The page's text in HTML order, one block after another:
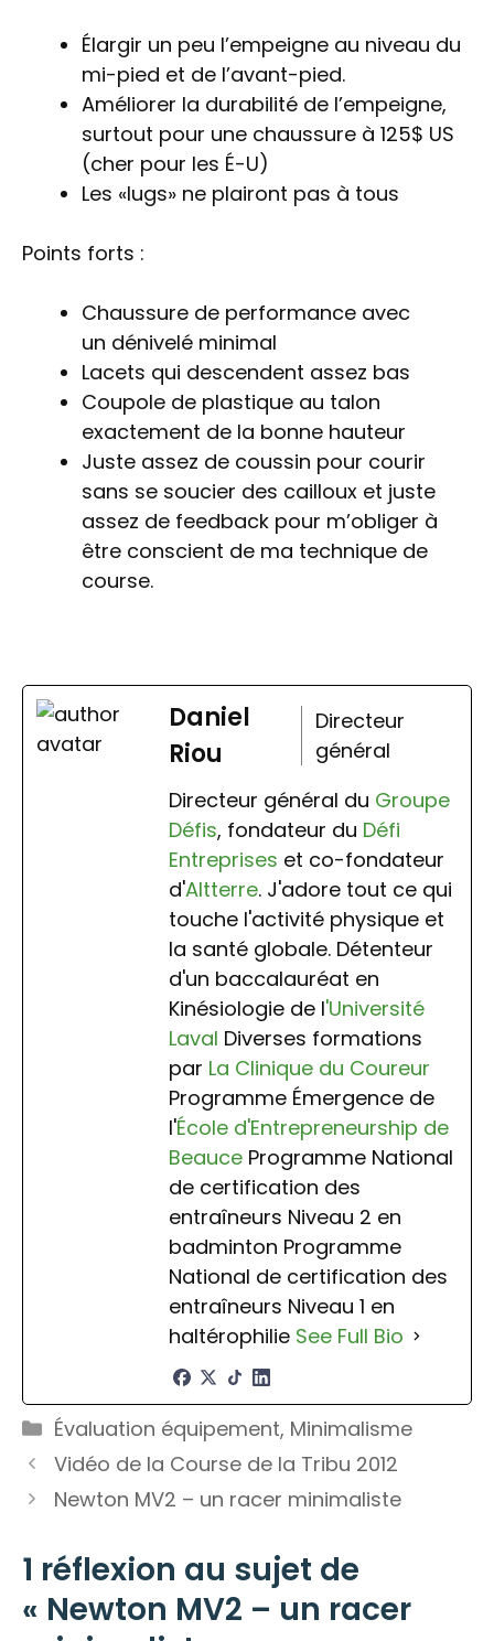
Élargir un peu l’empeigne au niveau du
mi-pied et de l’avant-pied.
Améliorer la durabilité de l’empeigne,
surtout pour une chaussure à 125$ US
(cher pour les É-U)
Les «lugs» ne plairont pas à tous
Points forts :
Chaussure de performance avec
un dénivelé minimal
Lacets qui descendent assez bas
Coupole de plastique au talon
exactement de la bonne hauteur
Juste assez de coussin pour courir
sans se soucier des cailloux et juste
assez de feedback pour m’obliger à
être conscient de ma technique de
course.
Daniel
Riou
Directeur
général
Directeur général du Groupe
Défis, fondateur du Défi
Entreprises et co-fondateur
d'Altterre. J'adore tout ce qui
touche l'activité physique et
la santé globale. Détenteur
d'un baccalauréat en
Kinésiologie de l'Université
Laval Diverses formations
par La Clinique du Coureur
Programme Émergence de
l'École d'Entrepreneurship de
Beauce Programme National
de certification des
entraîneurs Niveau 2 en
badminton Programme
National de certification des
entraîneurs Niveau 1 en
haltérophilie See Full Bio
Catégories
Évaluation équipement, Minimalisme
Vidéo de la Course de la Tribu 2012
Newton MV2 – un racer minimaliste
1 réflexion au sujet de
« Newton MV2 – un racer